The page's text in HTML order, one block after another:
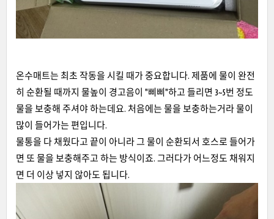
온수매트는 최초 작동을 시킬 때가 중요합니다. 제품에 물이 완전
히 순환될 때까지 물높이 경고음이 "삐삐"하고 들리면 3~5번 정도
물을 보충해 주셔야 하는데요. 처음에는 물을 보충하는거라 물이
많이 들어가는 편입니다.
물통을 다 채웠다고 끝이 아니라 그 물이 순환되서 호스로 들어가
면 또 물을 보충해주고 하는 방식이죠. 그러다가 어느정도 채워지
면 더 이상 넣지 않아도 됩니다.